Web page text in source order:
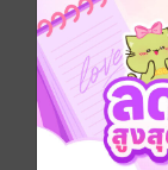
แตกต่างจะกล
ก้าวผ่านคำว่
Boy love /
มหาวิทยาลัย